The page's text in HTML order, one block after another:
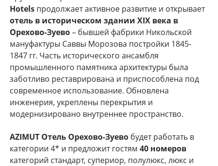
Hotels продолжает активное развитие и открывает
отель в историческом здании XIX века в
Орехово-Зуево– бывшей фабрики Никольской
мануфактуры Саввы Морозова постройки 1845-
1847 гг. Часть исторического ансамбля
промышленного памятника архитектуры была
заботливо реставрирована и приспособлена под
современное использование. Обновлена
инженерия, укреплены перекрытия и
модернизировано внутреннее пространство.
AZIMUT Отель Орехово-Зуево будет работать в
категории 4* и предложит гостям 40 номеров
категорий стандарт, супериор, полулюкс, люкс и